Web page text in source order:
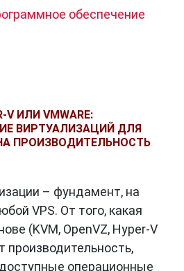
хост-системы.
друга и от хозяйской
безопасность и
виртуальных машин.
различные гостевые
macOS и многие
Linux и является
программным
означает, что его можно
и адаптировать под
обеспечение
V ИЛИ VMWARE:
ВИРТУАЛИЗАЦИЙ ДЛЯ
ПРОИЗВОДИТЕЛЬНОСТЬ
– фундамент, на
VPS. От того, какая
(KVM, OpenVZ, Hyper-V
производительность,
операционные